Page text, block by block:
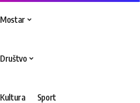
Mostar
Društvo
Kultura Sport